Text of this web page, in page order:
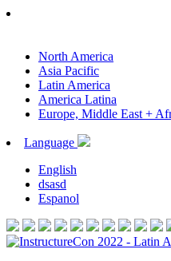
North America
Asia Pacific
Latin America
America Latina
Europe, Middle East +
Language
English
dsasd
Espanol